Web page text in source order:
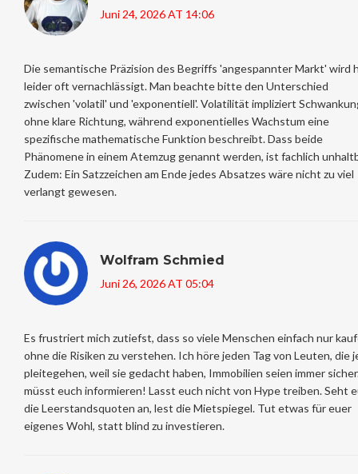
Juni 24, 2026 AT 14:06
Die semantische Präzision des Begriffs 'angespannter Markt' wird
leider oft vernachlässigt. Man beachte bitte den Unterschied
zwischen 'volatil' und 'exponentiell'. Volatilität impliziert
ohne klare Richtung, während exponentielles Wachstum eine
spezifische mathematische Funktion beschreibt. Dass beide
Phänomene in einem Atemzug genannt werden, ist fachlich
Zudem: Ein Satzzeichen am Ende jedes Absatzes wäre nicht zu viel
verlangt gewesen.
Wolfram Schmied
Juni 26, 2026 AT 05:04
Es frustriert mich zutiefst, dass so viele Menschen einfach nur
ohne die Risiken zu verstehen. Ich höre jeden Tag von Leuten, die
pleitegehen, weil sie gedacht haben, Immobilien seien immer
müsst euch informieren! Lasst euch nicht von Hype treiben. Seht
die Leerstandsquoten an, lest die Mietspiegel. Tut etwas für euer
eigenes Wohl, statt blind zu investieren.